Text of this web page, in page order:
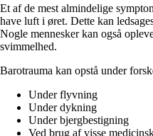
Et af de mest almindelige
have luft i øret. Dette kan
Nogle mennesker kan også
svimmelhed.
Barotrauma kan opstå under
Under flyvning
Under dykning
Under bjergbestigning
Ved brug af visse